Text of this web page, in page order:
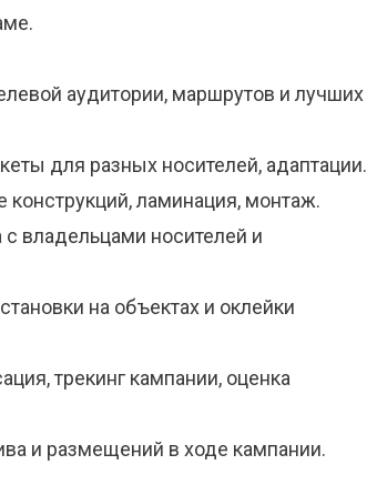
аудитории, маршрутов и лучших
для разных носителей, адаптации.
конструкций, ламинация, монтаж.
владельцами носителей и
на объектах и оклейки
трекинг кампании, оценка
и размещений в ходе кампании.